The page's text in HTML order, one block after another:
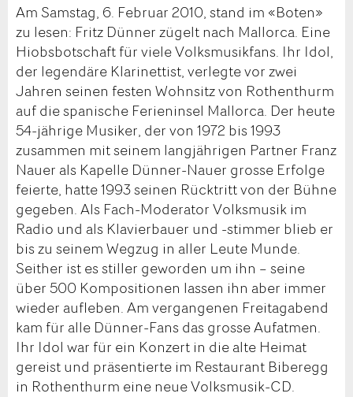
Am Samstag, 6. Februar 2010, stand im «Boten»
zu lesen: Fritz Dünner zügelt nach Mallorca. Eine
Hiobsbotschaft für viele Volksmusikfans. Ihr Idol,
der legendäre Klarinettist, verlegte vor zwei
Jahren seinen festen Wohnsitz von Rothenthurm
auf die spanische Ferieninsel Mallorca. Der heute
54-jährige Musiker, der von 1972 bis 1993
zusammen mit seinem langjährigen Partner Franz
Nauer als Kapelle Dünner-Nauer grosse Erfolge
feierte, hatte 1993 seinen Rücktritt von der Bühne
gegeben. Als Fach-Moderator Volksmusik im
Radio und als Klavierbauer und -stimmer blieb er
bis zu seinem Wegzug in aller Leute Munde.
Seither ist es stiller geworden um ihn – seine
über 500 Kompositionen lassen ihn aber immer
wieder aufleben. Am vergangenen Freitagabend
kam für alle Dünner-Fans das grosse Aufatmen.
Ihr Idol war für ein Konzert in die alte Heimat
gereist und präsentierte im Restaurant Biberegg
in Rothenthurm eine neue Volksmusik-CD.